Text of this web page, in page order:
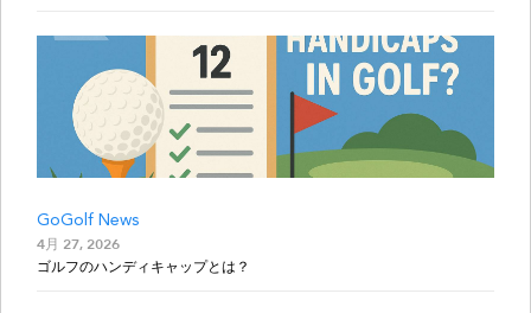
GoGolf News
4月 27, 2026
ゴルフのハンディキャップとは？